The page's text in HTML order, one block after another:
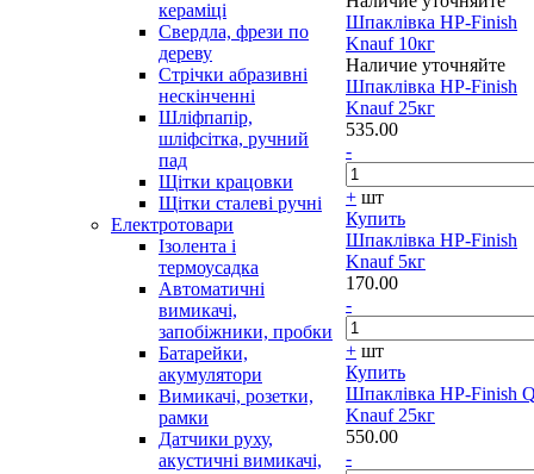
кераміці
Свердла, фрези по
дереву
Стрічки абразивні
нескінченні
Шліфпапір,
шліфсітка, ручний
пад
Щітки крацовки
Щітки сталеві ручні
Електротовари
Ізолента і
термоусадка
Автоматичні
вимикачі,
запобіжники, пробки
Батарейки,
акумулятори
Вимикачі, розетки,
рамки
Датчики руху,
акустичні вимикачі,
Шпаклівка HP-Finish
Knauf 10кг
Наличие уточняйте
Шпаклівка HP-Finish
Knauf 25кг
535.00
-
+ шт
Купить
Шпаклівка HP-Finish
Knauf 5кг
170.00
-
+ шт
Купить
Шпаклівка HP-Finish
Knauf 25кг
550.00
-